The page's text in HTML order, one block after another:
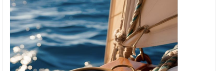
Bilginin
Bedeni
için